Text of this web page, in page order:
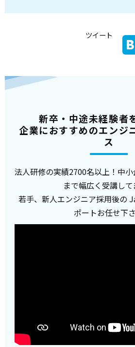
ツイート
新卒・中途未経験者
企業におすすめのエンジ
ス
法人研修の実績2700名以上！中
まで幅広く受講して
若手、新人エンジニア採用後の
ポートお任せ下